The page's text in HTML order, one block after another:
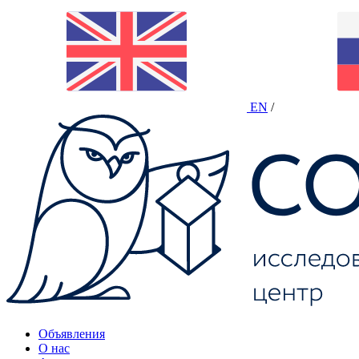
EN /
Объявления
О нас